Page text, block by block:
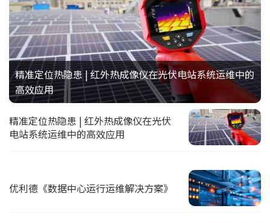
精准定位热隐患 | 红外热成像仪在光伏电站系统运维中的
高效应用
精准定位热隐患 | 红外热成像仪在光伏
电站系统运维中的高效应用
优利德《数据中心运行运维解决方案》